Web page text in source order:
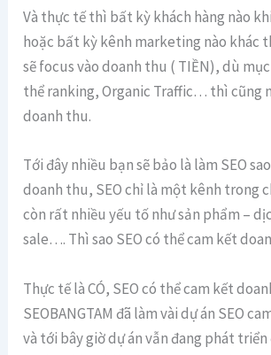
Và thực tế thì bất kỳ khách hàng nào
hoặc bất kỳ kênh marketing nào khác
sẽ focus vào doanh thu ( TIỀN), dù
thể ranking, Organic Traffic… thì cũng
doanh thu.
Tới đây nhiều bạn sẽ bảo là làm SEO
doanh thu, SEO chỉ là một kênh trong
còn rất nhiều yếu tố như sản phẩm –
sale…. Thì sao SEO có thể cam kết
Thực tế là CÓ, SEO có thể cam kết
SEOBANGTAM đã làm vài dự án SEO
và tới bây giờ dự án vẫn đang phát triển